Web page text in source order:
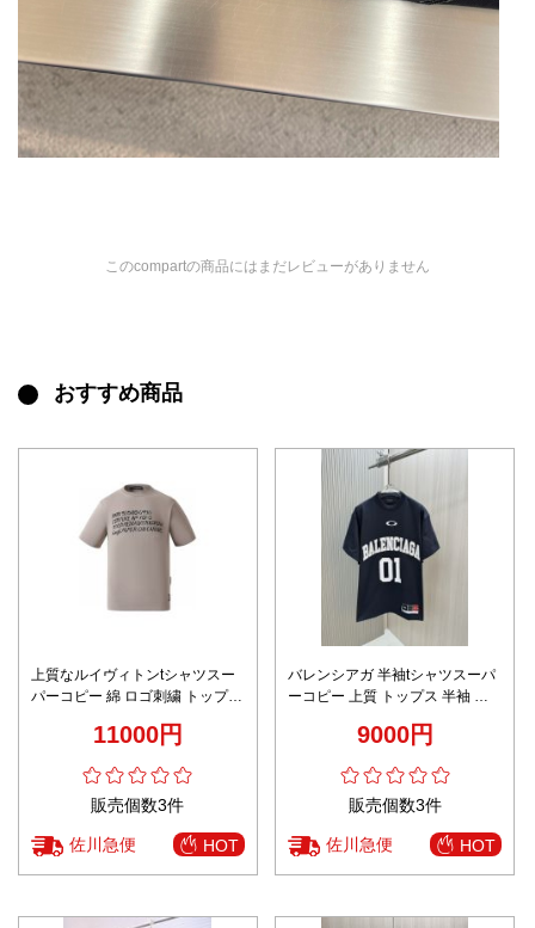
このcompartの商品にはまだレビューがありません
おすすめ商品
上質なルイヴィトンtシャツスー
パーコピー 綿 ロゴ刺繍 トップス
11000円
販売個数3件
佐川急便 HOT
バレンシアガ 半袖tシャツスーパ
ーコピー 上質 トップス 半袖 プ
9000円
販売個数3件
佐川急便 HOT